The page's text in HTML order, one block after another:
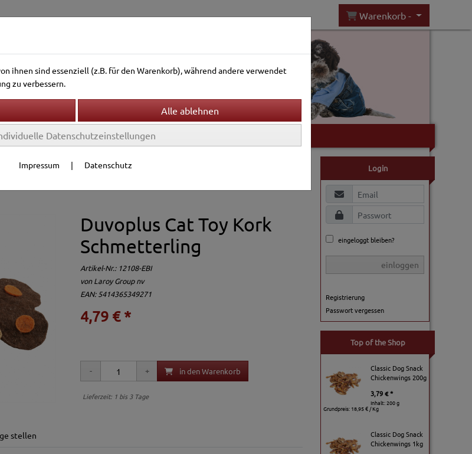
Warenkorb -
Vogelwelt Aquarienwelt Terrarienwelt
Duvoplus Cat Toy Kork
Schmetterling
Artikel-Nr.: 12108-EBI
vonLaroy Group nv
EAN: 5414365349271
4,79 € *
in den Warenkorb
Lieferzeit: 1 bis 3 Tage
stellen
Login
eingeloggt bleiben?
einloggen
Registrierung
Passwort vergessen
Top of the Shop
Classic Dog Snack
Chickenwings 200g
3,79 € *
Inhalt: 200 g
Grundpreis: 18,95 € / Kg
Classic Dog Snack
Chickenwings 1kg
ihnen sind essenziell (z.B. für den Warenkorb), während andere verwendet
zu verbessern.
Datenschutzeinstellungen
Impressum | Datenschutz